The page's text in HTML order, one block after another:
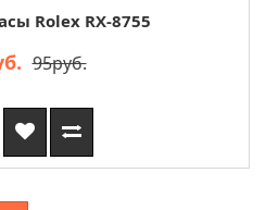
Rolex RX-8755
95руб.